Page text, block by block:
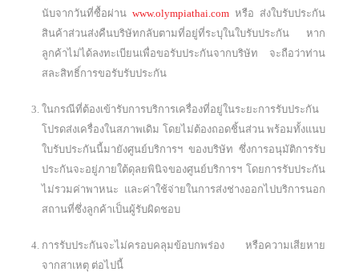
นับจากวันที่ซื้อผ่านwww.olympiathai.com หรือ ส่งใบรับประกัน
สินค้าส่วนส่งคืนบริษัทกลับตามที่อยู่ที่ระบุในใบรับประกัน หาก
ลูกค้าไม่ได้ลงทะเบียนเพื่อขอรับประกันจากบริษัท จะถือว่าท่าน
สละสิทธิ์การขอรับรับประกัน
ในกรณีที่ต้องเข้ารับการบริการเครื่องที่อยู่ในระยะการรับประกัน
โปรดส่งเครื่องในสภาพเดิม โดยไม่ต้องถอดชิ้นส่วน พร้อมทั้งแนบ
ใบรับประกันนี้มายังศูนย์บริการฯ ของบริษัท ซึ่งการอนุมัติการรับ
ประกันจะอยู่ภายใต้ดุลยพินิจของศูนย์บริการฯ โดยการรับประกัน
ไม่รวมค่าพาหนะ และค่าใช้จ่ายในการส่งช่างออกไปบริการนอก
สถานที่ซึ่งลูกค้าเป็นผู้รับผิดชอบ
การรับประกันจะไม่ครอบคลุมข้อบกพร่อง หรือความเสียหาย
จากสาเหตุ ต่อไปนี้